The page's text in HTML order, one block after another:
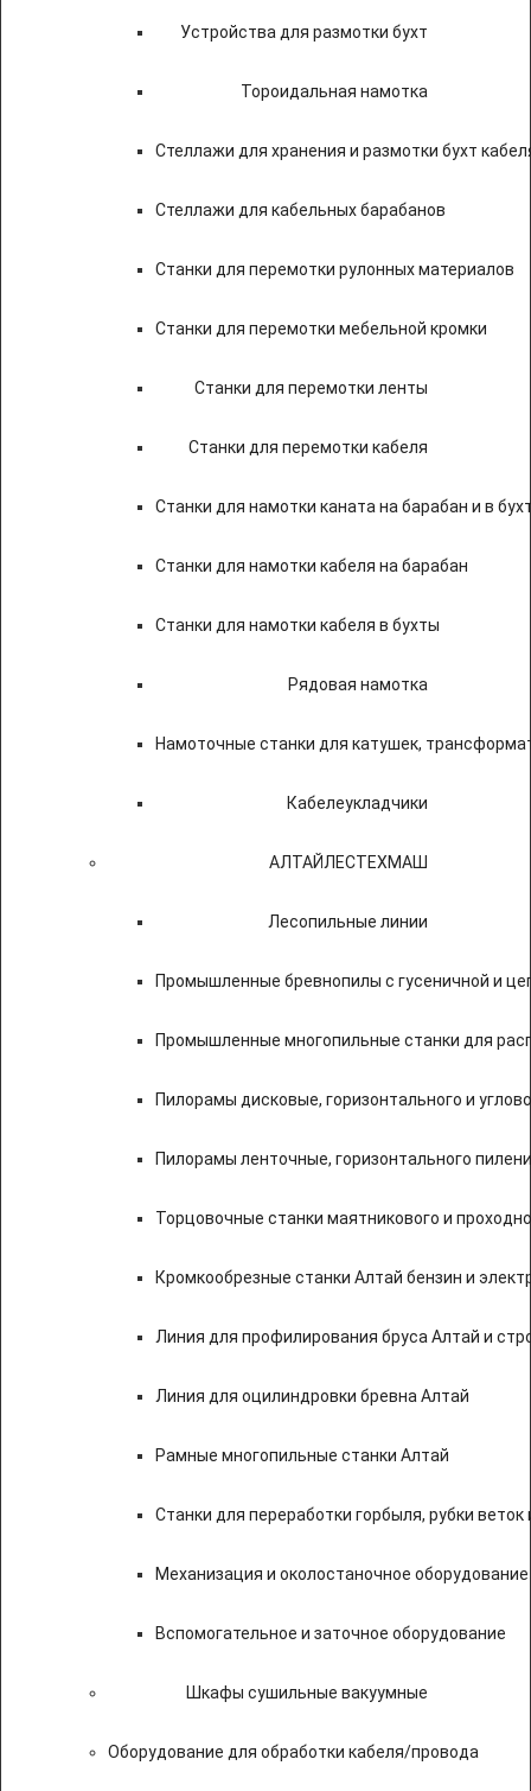
Устройства для размотки бухт
Тороидальная намотка
Стеллажи для хранения и размотки бухт
Стеллажи для кабельных барабанов
Станки для перемотки рулонных материалов
Станки для перемотки мебельной кромки
Станки для перемотки ленты
Станки для перемотки кабеля
Станки для намотки каната на барабан и в
Станки для намотки кабеля на барабан
Станки для намотки кабеля в бухты
Рядовая намотка
Намоточные станки для катушек,
Кабелеукладчики
АЛТАЙЛЕСТЕХМАШ
Лесопильные линии
Промышленные бревнопилы с гусеничной и
Промышленные многопильные станки для
Пилорамы дисковые, горизонтального и
Пилорамы ленточные, горизонтального
Торцовочные станки маятникового и
Кромкообрезные станки Алтай бензин и
Линия для профилирования бруса Алтай и
Линия для оцилиндровки бревна Алтай
Рамные многопильные станки Алтай
Станки для переработки горбыля, рубки веток
Механизация и околостаночное оборудование
Вспомогательное и заточное оборудование
Шкафы сушильные вакуумные
Оборудование для обработки кабеля/провода